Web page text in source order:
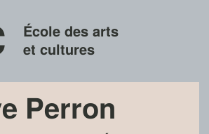
École des arts
et cultures
Perron